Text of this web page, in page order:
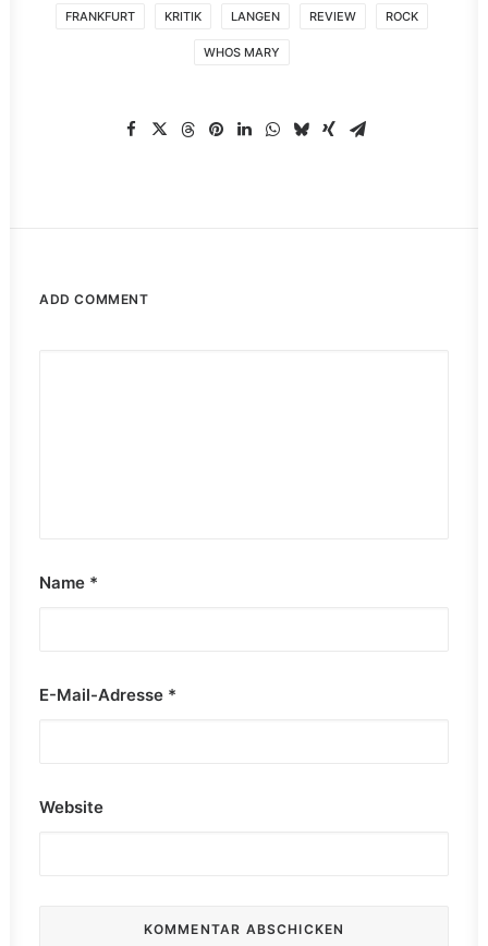
FRANKFURT KRITIK LANGEN REVIEW ROCK
WHOS MARY
ADD COMMENT
Name *
E-Mail-Adresse *
Website